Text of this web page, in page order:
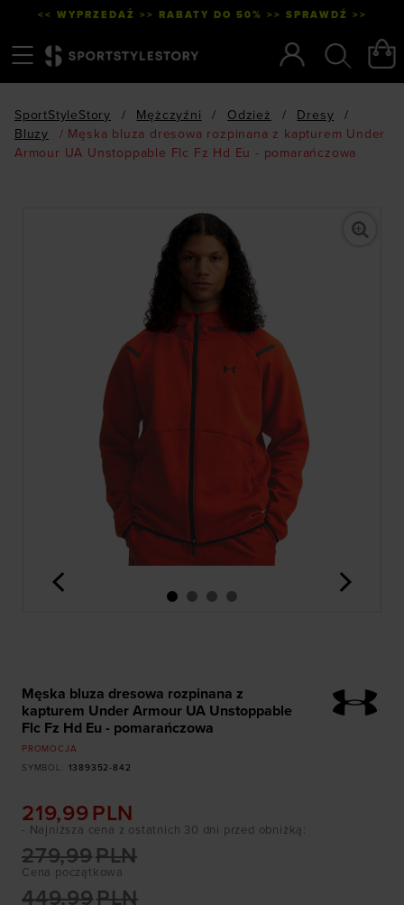
<< WYPRZEDAŻ >> RABATY DO 50% >> SPRAWDŹ >>
SportStyleStory / Mężczyźni / Odzież / Dresy
/
Bluzy
/ Męska bluza dresowa rozpinana z kapturem Under
Armour UA Unstoppable Flc Fz Hd Eu - pomarańczowa
<
Męska bluza dresowa rozpinana z
kapturem Under Armour UA Unstoppable
Flc Fz Hd Eu - pomarańczowa
PROMOCJA
SYMBOL
1389352-842
219,99 PLN
Cena początkowa
449,99PLN
279,99PLN
- Najniższa cena z ostatnich 30 dni przed obniżką: